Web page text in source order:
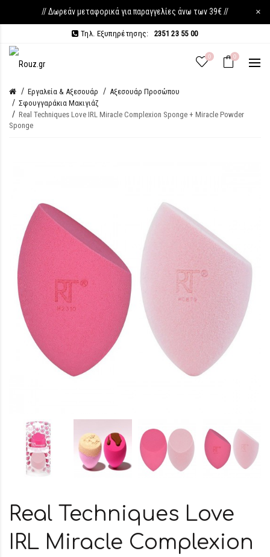
// Δωρεάν μεταφορικά για παραγγελίες άνω των 39€ // ×
Τηλ. Εξυπηρέτησης: 2351 23 55 00
0 0
Εργαλεία & Αξεσουάρ
Αξεσουάρ Προσώπου
Σφουγγαράκια Μακιγιάζ
Real Techniques Love IRL Miracle Complexion Sponge + Miracle Powder
Sponge
Real Techniques Love
IRL Miracle Complexion